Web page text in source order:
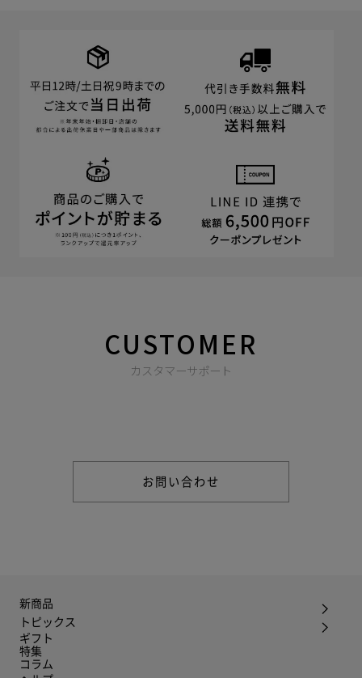
CUSTOMER
カスタマーサポート
お問い合わせ
新商品
トピックス
ギフト
特集
コラム